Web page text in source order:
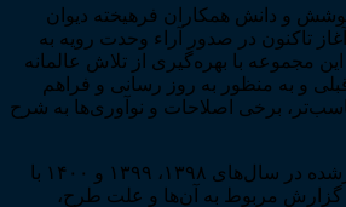
و دانش همکاران فرهیخته دیوان
تاکنون در صدور آراء وحدت رویه به
مجموعه با بهره‌­گیری از تلاش عالمانه
و به منظور به روز رسانی و فراهم
برخی اصلاحات و نوآوری‌­ها به شرح
– آرای وحدت رویه صادرشده در سال­‌های ۱۳۹۸، ۱۳۹۹ و ۱۴۰۰ با
گزارش مربوط به آن‌­ها و علت طرح،